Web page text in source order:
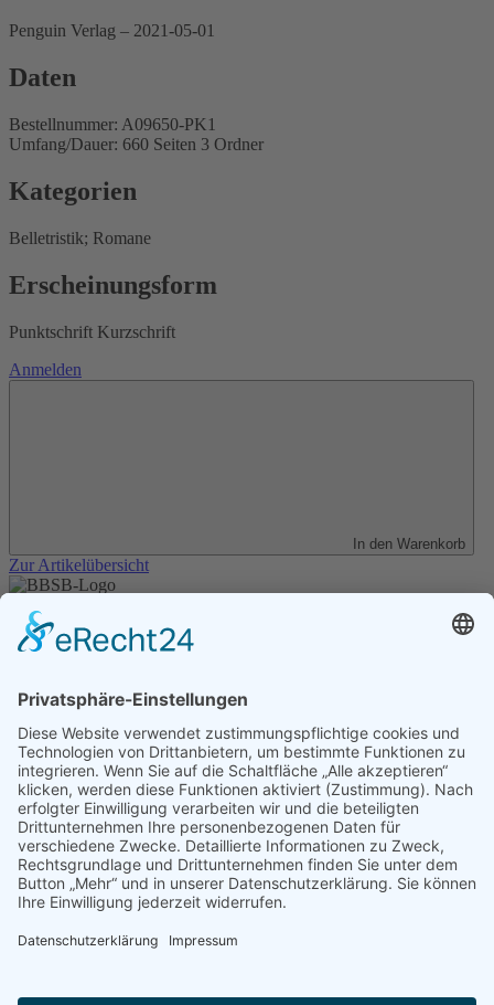
Penguin Verlag – 2021-05-01
Daten
Bestellnummer: A09650-PK1
Umfang/Dauer: 660 Seiten 3 Ordner
Kategorien
Belletristik; Romane
Erscheinungsform
Punktschrift Kurzschrift
Anmelden
In den Warenkorb
Zur Artikelübersicht
Unser Angebot
Shop
Datenschutz
Kontakt
Transparenzerklärung
BBSB-Inform: täglich aktualisierte Infos
für sehbehinderte und blinde Menschen
Anmeldung Newsletter BBSB-Inform
Unser Newsletter für Unterstützer